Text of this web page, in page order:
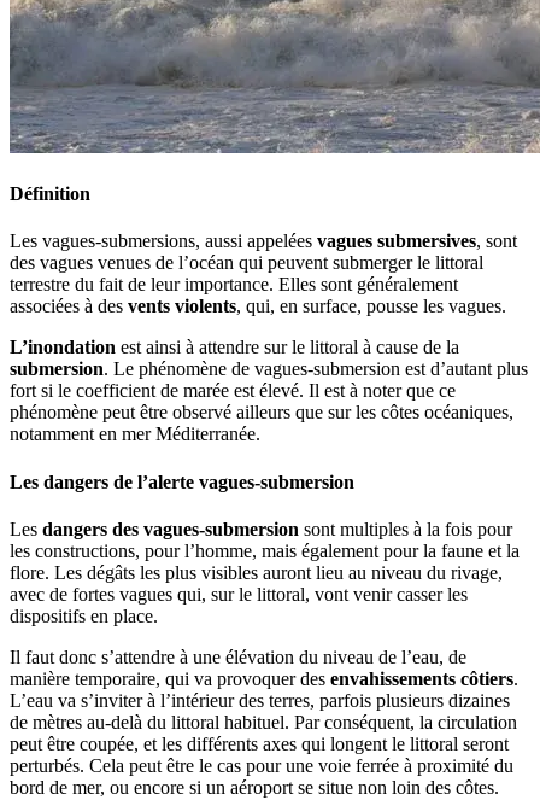
Définition
Les vagues-submersions, aussi appelées vagues submersives, sont
des vagues venues de l’océan qui peuvent submerger le littoral
terrestre du fait de leur importance. Elles sont généralement
associées à des vents violents, qui, en surface, pousse les vagues.
L’inondation est ainsi à attendre sur le littoral à cause de la
submersion. Le phénomène de vagues-submersion est d’autant plus
fort si le coefficient de marée est élevé. Il est à noter que ce
phénomène peut être observé ailleurs que sur les côtes océaniques,
notamment en mer Méditerranée.
Les dangers de l’alerte vagues-submersion
Les dangers des vagues-submersion sont multiples à la fois pour
les constructions, pour l’homme, mais également pour la faune et la
flore. Les dégâts les plus visibles auront lieu au niveau du rivage,
avec de fortes vagues qui, sur le littoral, vont venir casser les
dispositifs en place.
Il faut donc s’attendre à une élévation du niveau de l’eau, de
manière temporaire, qui va provoquer des envahissements côtiers.
L’eau va s’inviter à l’intérieur des terres, parfois plusieurs dizaines
de mètres au-delà du littoral habituel. Par conséquent, la circulation
peut être coupée, et les différents axes qui longent le littoral seront
perturbés. Cela peut être le cas pour une voie ferrée à proximité du
bord de mer, ou encore si un aéroport se situe non loin des côtes.